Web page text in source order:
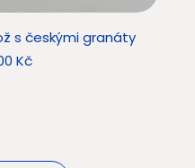
s českými granáty
Kč